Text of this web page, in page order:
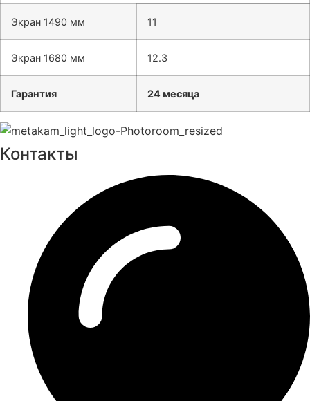
Экран 1490 мм 11
Экран 1680 мм 12.3
Гарантия 24 месяца
Контакты